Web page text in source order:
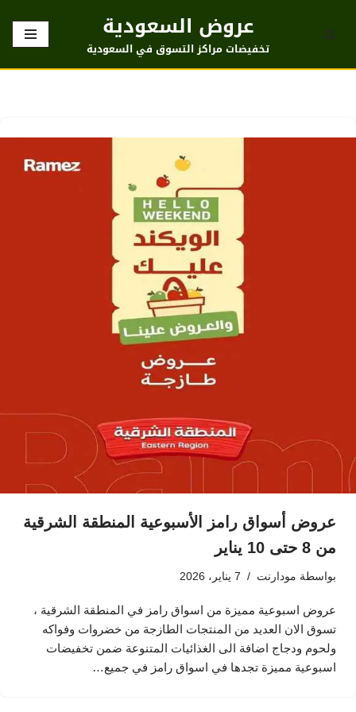
تخطى
عروض السعودية
تخفيضات مراكز التسوق في السعودية
عروض أسواق رامز الأسبوعية المنطقة الشرقية
من 8 حتى 10 يناير
بواسطة مودارنت 7 يناير، 2026
عروض اسبوعية مميزة من اسواق رامز في المنطقة الشرقية ،
تسوق الان العديد من المنتجات الطازجة من خضروات وفواكه
ولحوم ودجاج اضافة الى الغذائيات المتنوعة ضمن تخفيضات
اسبوعية مميزة تجدها في اسواق رامز في جميع…